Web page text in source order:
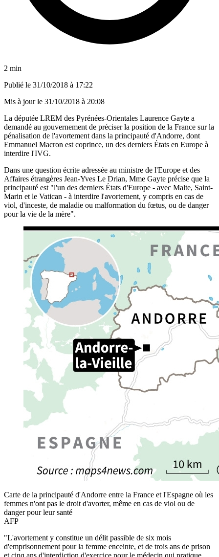
2 min
Publié le 31/10/2018 à 17:22
Mis à jour le 31/10/2018 à 20:08
La députée LREM des Pyrénées-Orientales Laurence Gayte a
demandé au gouvernement de préciser la position de la France sur la
pénalisation de l'avortement dans la principauté d'Andorre, dont
Emmanuel Macron est coprince, un des derniers États en Europe à
interdire l'IVG.
Dans une question écrite adressée au ministre de l'Europe et des
Affaires étrangères Jean-Yves Le Drian, Mme Gayte précise que la
principauté est "l'un des derniers États d'Europe - avec Malte, Saint-
Marin et le Vatican - à interdire l'avortement, y compris en cas de
viol, d'inceste, de maladie ou malformation du fœtus, ou de danger
pour la vie de la mère".
Carte de la principauté d'Andorre entre la France et l'Espagne où les
femmes n'ont pas le droit d'avorter, même en cas de viol ou de
danger pour leur santé
AFP
"L'avortement y constitue un délit passible de six mois
d'emprisonnement pour la femme enceinte, et de trois ans de prison
et cinq ans d'interdiction d'exercice pour le médecin qui pratique